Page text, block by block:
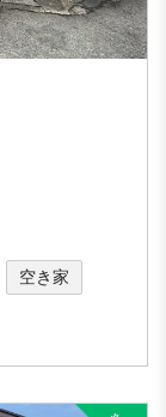
空き家